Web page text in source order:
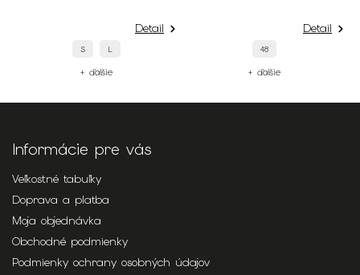
Detail
S L
+ ďalšie
Detail
48
+ ďalšie
Informácie pre vás
Veľkostné tabuľky
Doprava a platba
Moja objednávka
Obchodné podmienky
Podmienky ochrany osobných údajov